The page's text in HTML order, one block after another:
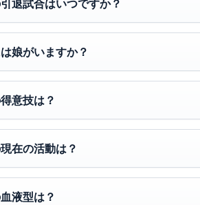
退試合はいつですか？
娘がいますか？
意技は？
在の活動は？
液型は？